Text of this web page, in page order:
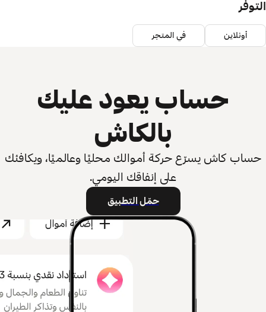
التوفر
أونلاين في المتجر
حساب يعود عليك
بالكاش
حساب كاش يسرّع حركة أموالك محليًا وعالميًا، ويكافئك
على إنفاقك اليومي.
حمّل التطبيق